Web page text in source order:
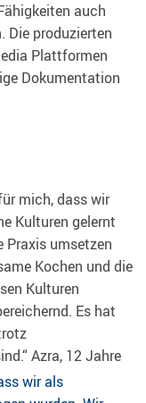
auch
Die produzierten
Plattformen
Dokumentation
mich, dass wir
Kulturen gelernt
Praxis umsetzen
Kochen und die
Kulturen
Es hat
Azra, 12 Jahre
wir als